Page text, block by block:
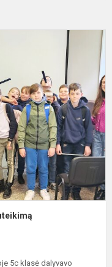
5c klasė dalyvavo